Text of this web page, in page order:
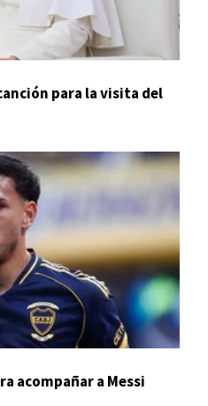
para la visita del
acompañar a Messi